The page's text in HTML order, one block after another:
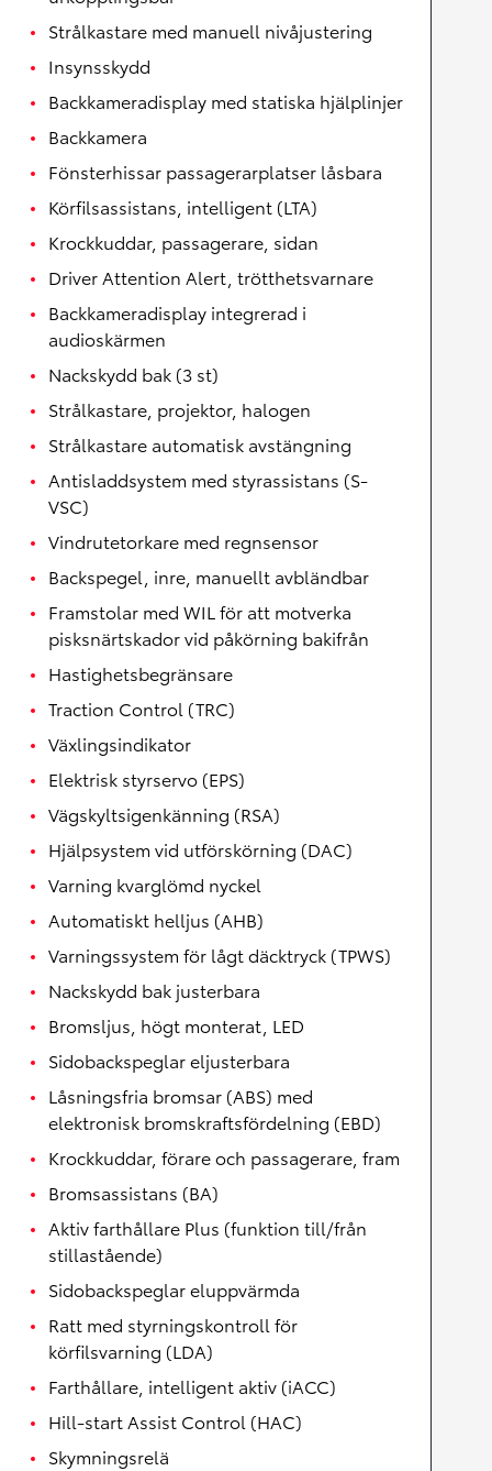
Strålkastare med manuell nivåjustering
Insynsskydd
Backkameradisplay med statiska hjälplinjer
Backkamera
Fönsterhissar passagerarplatser låsbara
Körfilsassistans, intelligent (LTA)
Krockkuddar, passagerare, sidan
Driver Attention Alert, trötthetsvarnare
Backkameradisplay integrerad i
audioskärmen
Nackskydd bak (3 st)
Strålkastare, projektor, halogen
Strålkastare automatisk avstängning
Antisladdsystem med styrassistans (S-
VSC)
Vindrutetorkare med regnsensor
Backspegel, inre, manuellt avbländbar
Framstolar med WIL för att motverka
pisksnärtskador vid påkörning bakifrån
Hastighetsbegränsare
Traction Control (TRC)
Växlingsindikator
Elektrisk styrservo (EPS)
Vägskyltsigenkänning (RSA)
Hjälpsystem vid utförskörning (DAC)
Varning kvarglömd nyckel
Automatiskt helljus (AHB)
Varningssystem för lågt däcktryck (TPWS)
Nackskydd bak justerbara
Bromsljus, högt monterat, LED
Sidobackspeglar eljusterbara
Låsningsfria bromsar (ABS) med
elektronisk bromskraftsfördelning (EBD)
Krockkuddar, förare och passagerare, fram
Bromsassistans (BA)
Aktiv farthållare Plus (funktion till/från
stillastående)
Sidobackspeglar eluppvärmda
Ratt med styrningskontroll för
körfilsvarning (LDA)
Farthållare, intelligent aktiv (iACC)
Hill-start Assist Control (HAC)
Skymningsrelä